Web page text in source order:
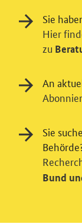
Wir bitten Sie
verschiedene
Sie
Hier
zu
An
Sie
Bund